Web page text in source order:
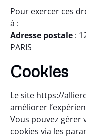
Pour exercer ces
à :
Adresse postale :
PARIS
Cookies
Le site https://
améliorer
Vous pouvez gérer
cookies via les